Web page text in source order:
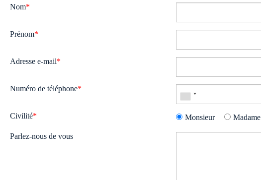
Nom*
Prénom*
Adresse e-mail*
Numéro de téléphone*
Civilité* Monsieur Madame
Parlez-nous de vous